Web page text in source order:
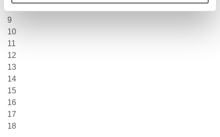
9
10
11
12
13
14
15
16
17
18